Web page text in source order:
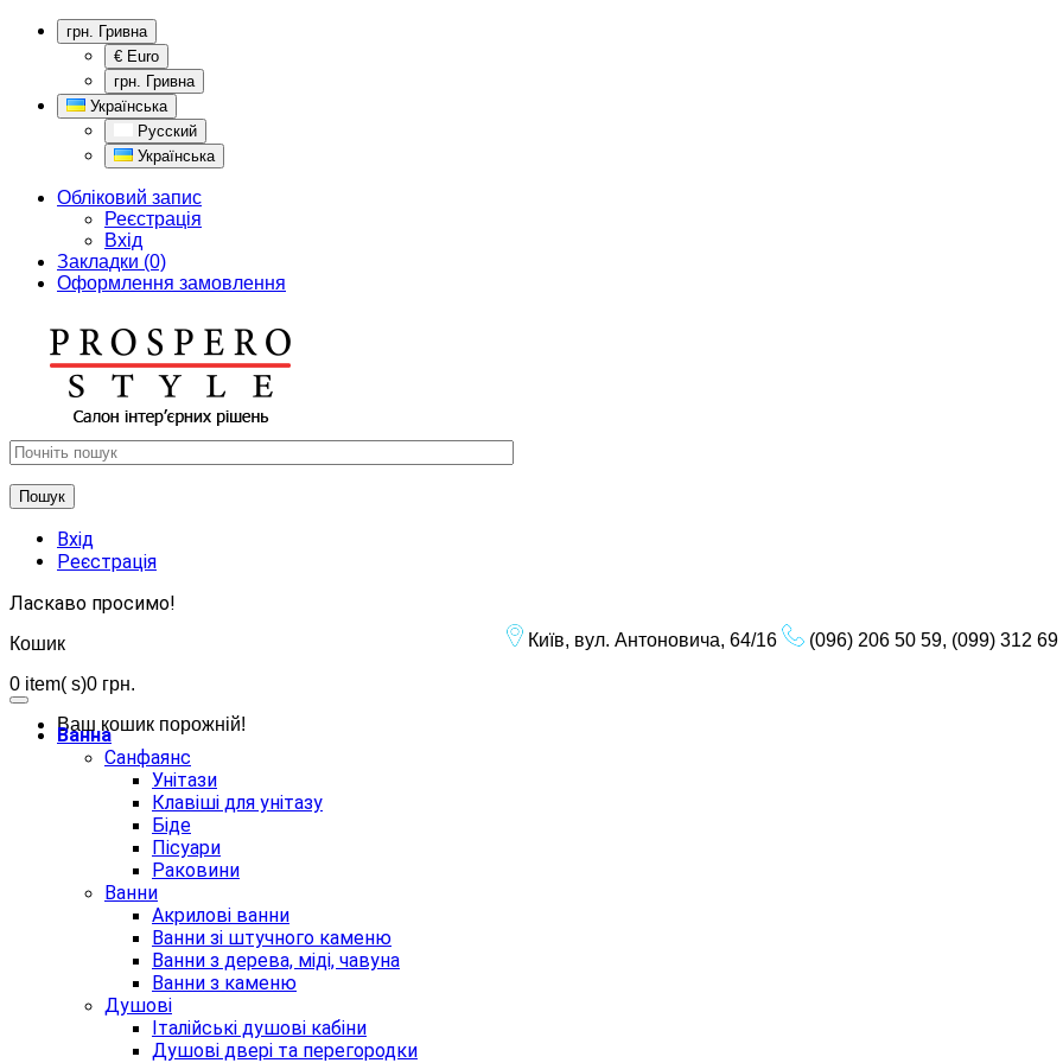
грн. Гривна
€ Euro
грн. Гривна
Українська
Русский
Українська
Обліковий запис
Реєстрація
Вхід
Закладки (0)
Оформлення замовлення
Пошук
Вхід
Реєстрація
Ласкаво просимо!
Кошик
0 item( s)0 грн.
Ваш кошик порожній!
Київ, вул. Антоновича, 64/16 (096) 206 50 59, (099) 312 69
Ванна
Санфаянс
Унітази
Клавіші для унітазу
Біде
Пісуари
Раковини
Ванни
Акрилові ванни
Ванни зі штучного каменю
Ванни з дерева, міді, чавуна
Ванни з каменю
Душові
Італійські душові кабіни
Душові двері та перегородки